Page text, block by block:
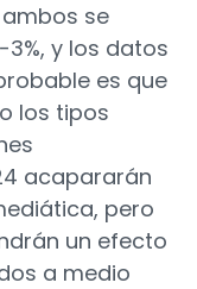
se
y los datos
es que
los tipos
acapararán
pero
un efecto
a medio